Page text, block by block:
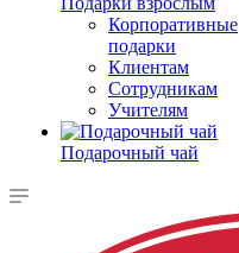
Корпоративные
подарки
Клиентам
Сотрудникам
Учителям
Подарочный чай